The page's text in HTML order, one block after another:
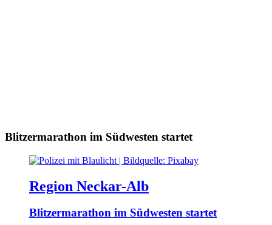
Blitzermarathon im Südwesten startet
Region Neckar-Alb
Blitzermarathon im Südwesten startet